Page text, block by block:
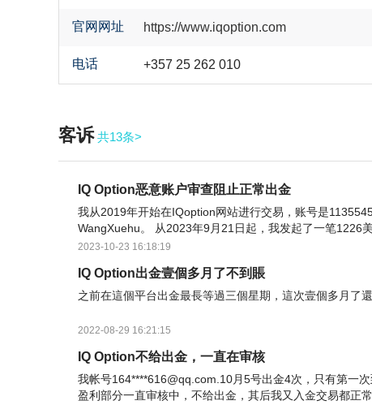
官网网址 https://www.iqoption.com
电话 +357 25 262 010
客诉共13条>
IQ Option恶意账户审查阻止正常出金
我从2019年开始在IQoption网站进行交易，账号是
WangXuehu。 从2023年9月21日起，我发起了一笔1226
天起，他们通知我要进行账户审查。期间网站关闭了我
2023-10-23 16:18:19
IQ Option出金壹個多月了不到賬
之前在這個平台出金最長等過三個星期，這次壹個多月了還
2022-08-29 16:21:15
IQ Option不给出金，一直在审核
我帐号164****616@qq.com.10月5号出金4次，只有第一
盈利部分一直审核中，不给出金，其后我又入金交易都正